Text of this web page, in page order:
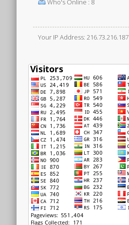
Who's Online : 8
Your IP Address: 216.73.216.187